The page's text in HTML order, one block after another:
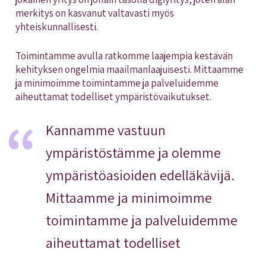
merkitys on kasvanut valtavasti myös
yhteiskunnallisesti.
Toimintamme avulla ratkomme laajempia kestävän
kehityksen ongelmia maailmanlaajuisesti. Mittaamme
ja minimoimme toimintamme ja palveluidemme
aiheuttamat todelliset ympäristövaikutukset.
Kannamme vastuun
ympäristöstämme ja olemme
ympäristöasioiden edelläkävijä.
Mittaamme ja minimoimme
toimintamme ja palveluidemme
aiheuttamat todelliset